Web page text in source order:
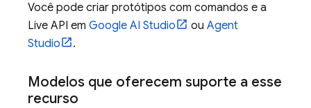
Você pode criar protótipos com comandos e a
Live API em Google AI Studio ou Agent
Studio
.
Modelos que oferecem suporte a esse
recurso